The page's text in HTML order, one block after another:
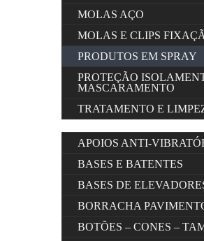
MOLAS AÇO
MOLAS E CLIPS
PRODUTOS EM SPRAY
PROTEÇÃO
MASCARAMENTO
TRATAMENTO E
APOIOS ANTI-
BASES E BATENTES
BASES DE
BORRACHA
BOTÕES – CONES –